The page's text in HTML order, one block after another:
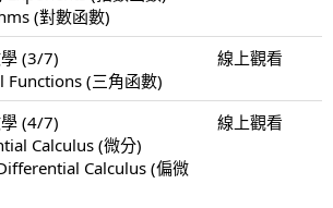
(對數函數)
(3/7)
Functions (三角函數)
線上觀看
(4/7)
Calculus (微分)
Calculus (偏微
線上觀看